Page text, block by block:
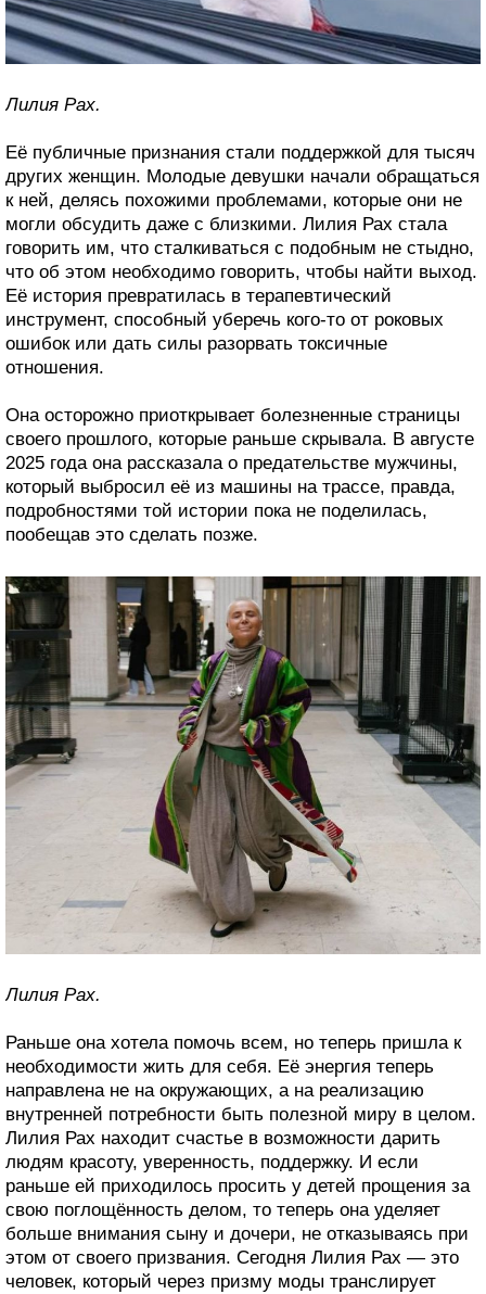
Лилия Рах.
Её публичные признания стали поддержкой для тысяч
других женщин. Молодые девушки начали обращаться
к ней, делясь похожими проблемами, которые они не
могли обсудить даже с близкими. Лилия Рах стала
говорить им, что сталкиваться с подобным не стыдно,
что об этом необходимо говорить, чтобы найти выход.
Её история превратилась в терапевтический
инструмент, способный уберечь кого-то от роковых
ошибок или дать силы разорвать токсичные
отношения.
Она осторожно приоткрывает болезненные страницы
своего прошлого, которые раньше скрывала. В августе
2025 года она рассказала о предательстве мужчины,
который выбросил её из машины на трассе, правда,
подробностями той истории пока не поделилась,
пообещав это сделать позже.
Лилия Рах.
Раньше она хотела помочь всем, но теперь пришла к
необходимости жить для себя. Её энергия теперь
направлена не на окружающих, а на реализацию
внутренней потребности быть полезной миру в целом.
Лилия Рах находит счастье в возможности дарить
людям красоту, уверенность, поддержку. И если
раньше ей приходилось просить у детей прощения за
свою поглощённость делом, то теперь она уделяет
больше внимания сыну и дочери, не отказываясь при
этом от своего призвания. Сегодня Лилия Рах — это
человек, который через призму моды транслирует